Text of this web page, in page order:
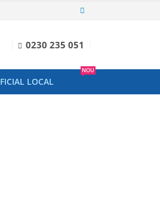
0230 235 051
LOCAL
NOU